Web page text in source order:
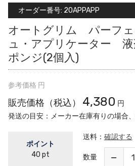
オーダー番号: 20APPAPP
オートグリム パーフ
ュ・アプリケーター 液
ポンジ(2個入)
参考価格 円
販売価格（税込） 4,380 円
発送の目安
メーカー在庫有りの場合
ポイント
40 pt
送料： 確認する
数量